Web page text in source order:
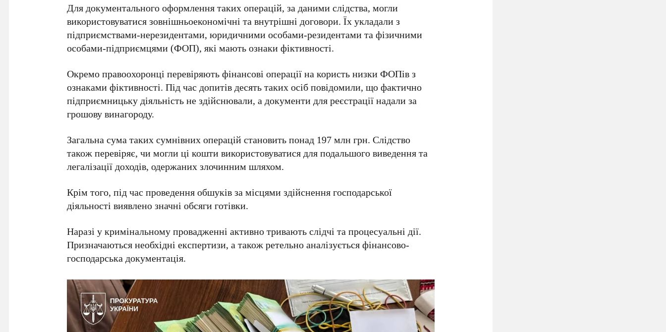
Для документального оформлення таких операцій, за даними слідства, могли
використовуватися зовнішньоекономічні та внутрішні договори. Їх укладали з
підприємствами-нерезидентами, юридичними особами-резидентами та фізичними
особами-підприємцями (ФОП), які мають ознаки фіктивності.
Окремо правоохоронці перевіряють фінансові операції на користь низки ФОПів з
ознаками фіктивності. Під час допитівдесятьтаких осіб повідомили, що фактично
підприємницьку діяльність не здійснювали, а документи для реєстрації надали за
грошову винагороду.
Загальна сума таких сумнівних операцій становитьпонад 197 млн грн. Слідство
також перевіряє, чи могли ці кошти використовуватися для подальшого виведення та
легалізації доходів, одержаних злочинним шляхом.
Крім того, під час проведення обшуків за місцями здійснення господарської
діяльності виявлено значні обсяги готівки.
Наразі у кримінальному провадженні активно тривають слідчі та процесуальні дії.
Призначаються необхідні експертизи, а також ретельно аналізується фінансово-
господарська документація.